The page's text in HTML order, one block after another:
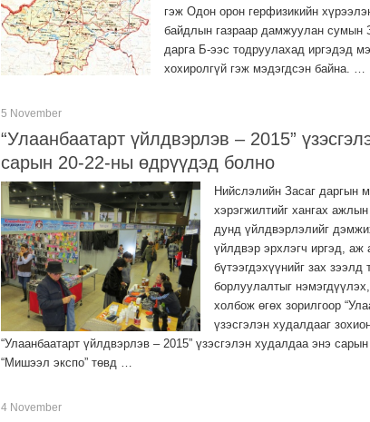
гэж Одон орон герфизикийн
байдлын газраар дамжуулан сумын
дарга Б-ээс тодруулахад иргэдэд
хохиролгүй гэж мэдэгдсэн байна. …
5 November
“Улаанбаатарт үйлдвэрлэв – 2015”
сарын 20-22-ны өдрүүдэд болно
Нийслэлийн Засаг даргын
хэрэгжилтийг хангах
дунд үйлдвэрлэлийг
үйлдвэр эрхлэгч иргэд, аж
бүтээгдэхүүнийг зах
борлуулалтыг
холбож өгөх зорилгоор
үзэсгэлэн худалдааг
“Улаанбаатарт үйлдвэрлэв – 2015” үзэсгэлэн худалдаа энэ
“Мишээл экспо” төвд …
4 November